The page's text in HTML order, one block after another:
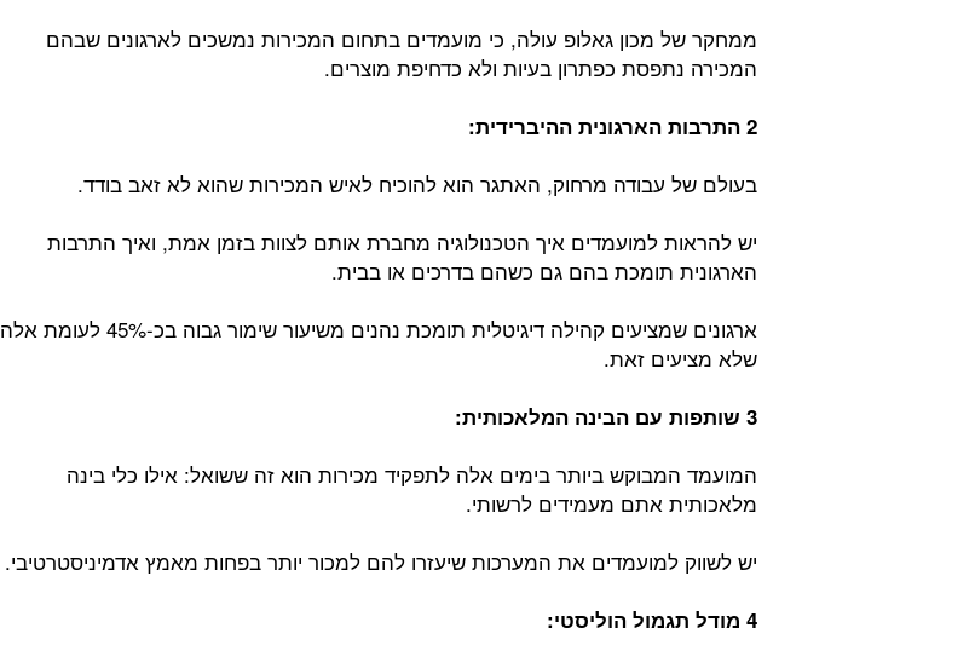
ממחקר של מכון גאלופ עולה, כי מועמדים בתחום המכירות נמשכים לארגונים שבהם
המכירה נתפסת כפתרון בעיות ולא כדחיפת מוצרים.
2 התרבות הארגונית ההיברידית:
בעולם של עבודה מרחוק, האתגר הוא להוכיח לאיש המכירות שהוא לא זאב בודד.
יש להראות למועמדים איך הטכנולוגיה מחברת אותם לצוות בזמן אמת, ואיך התרבות
הארגונית תומכת בהם גם כשהם בדרכים או בבית.
ארגונים שמציעים קהילה דיגיטלית תומכת נהנים משיעור שימור גבוה בכ-45% לעומת אלה
שלא מציעים זאת.
3 שותפות עם הבינה המלאכותית:
המועמד המבוקש ביותר בימים אלה לתפקיד מכירות הוא זה ששואל: אילו כלי בינה
מלאכותית אתם מעמידים לרשותי.
יש לשווק למועמדים את המערכות שיעזרו להם למכור יותר בפחות מאמץ אדמיניסטרטיבי.
4 מודל תגמול הוליסטי: